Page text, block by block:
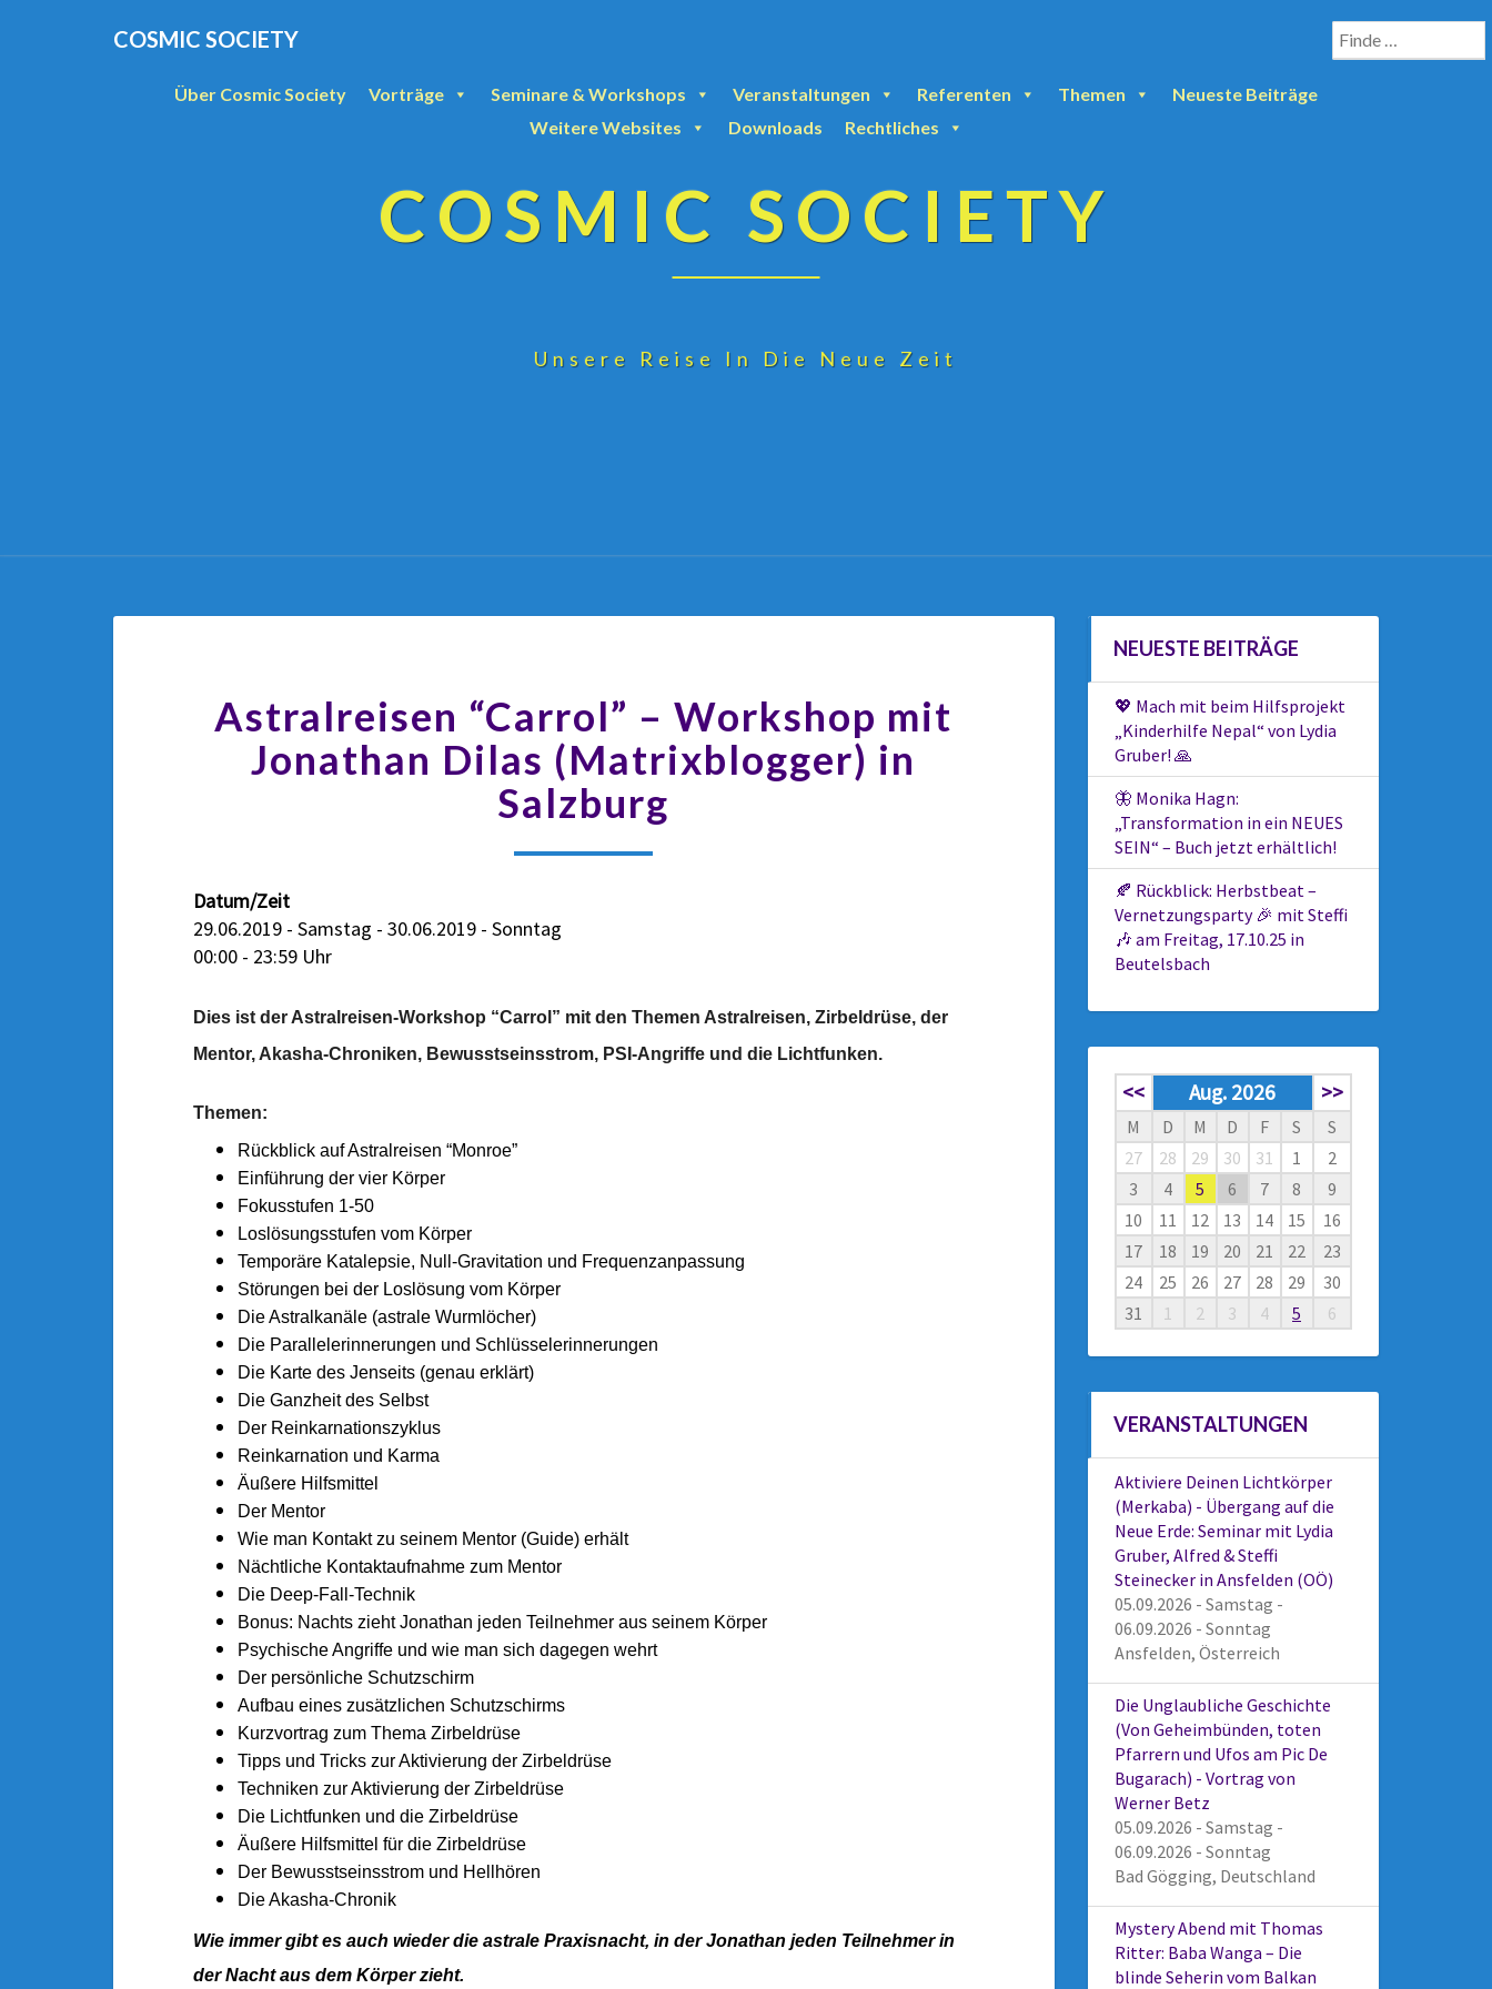
COSMIC SOCIETY
Über Cosmic Society Vorträge Seminare & Workshops Veranstaltungen Referenten Themen
Neueste Beiträge
Weitere Websites
Downloads Rechtliches
COSMIC SOCIETY
Unsere Reise In Die Neue Zeit
Astralreisen “Carrol” – Workshop mit
Jonathan Dilas (Matrixblogger) in
Salzburg
Datum/Zeit
29.06.2019 - Samstag - 30.06.2019 - Sonntag
00:00 - 23:59 Uhr
Dies ist der Astralreisen-Workshop “Carrol” mit den Themen Astralreisen, Zirbeldrüse, der
Mentor, Akasha-Chroniken, Bewusstseinsstrom, PSI-Angriffe und die Lichtfunken.
Themen:
Rückblick auf Astralreisen “Monroe”
Einführung der vier Körper
Fokusstufen 1-50
Loslösungsstufen vom Körper
Temporäre Katalepsie, Null-Gravitation und Frequenzanpassung
Störungen bei der Loslösung vom Körper
Die Astralkanäle (astrale Wurmlöcher)
Die Parallelerinnerungen und Schlüsselerinnerungen
Die Karte des Jenseits (genau erklärt)
Die Ganzheit des Selbst
Der Reinkarnationszyklus
Reinkarnation und Karma
Äußere Hilfsmittel
Der Mentor
Wie man Kontakt zu seinem Mentor (Guide) erhält
Nächtliche Kontaktaufnahme zum Mentor
Die Deep-Fall-Technik
Bonus: Nachts zieht Jonathan jeden Teilnehmer aus seinem Körper
Psychische Angriffe und wie man sich dagegen wehrt
Der persönliche Schutzschirm
Aufbau eines zusätzlichen Schutzschirms
Kurzvortrag zum Thema Zirbeldrüse
Tipps und Tricks zur Aktivierung der Zirbeldrüse
Techniken zur Aktivierung der Zirbeldrüse
Die Lichtfunken und die Zirbeldrüse
Äußere Hilfsmittel für die Zirbeldrüse
Der Bewusstseinsstrom und Hellhören
Die Akasha-Chronik
Wie immer gibt es auch wieder die astrale Praxisnacht, in der Jonathan jeden Teilnehmer in
der Nacht aus dem Körper zieht.
NEUESTE BEITRÄGE
💖 Mach mit beim Hilfsprojekt
„Kinderhilfe Nepal“ von Lydia
Gruber! 🙏
🦋 Monika Hagn:
„Transformation in ein NEUES
SEIN“ – Buch jetzt erhältlich!
🍂 Rückblick: Herbstbeat –
Vernetzungsparty 🎉 mit Steffi
🎶 am Freitag, 17.10.25 in
Beutelsbach
<< Aug. 2026 >>
M D M D F S
S
27
28 29 30 31 1
2
3
4 5 6 7 8
9
10
11 12 13 14 15
16
17
18 19 20 21 22
23
24
25 26 27 28 29
30
31
1 2 3 4 5 6
VERANSTALTUNGEN
Aktiviere Deinen Lichtkörper
(Merkaba) - Übergang auf die
Neue Erde: Seminar mit Lydia
Gruber, Alfred & Steffi
Steinecker in Ansfelden (OÖ)
05.09.2026 - Samstag -
06.09.2026 - Sonntag
Ansfelden, Österreich
Die Unglaubliche Geschichte
(Von Geheimbünden, toten
Pfarrern und Ufos am Pic De
Bugarach) - Vortrag von
Werner Betz
05.09.2026 - Samstag -
06.09.2026 - Sonntag
Bad Gögging, Deutschland
Mystery Abend mit Thomas
Ritter: Baba Wanga – Die
blinde Seherin vom Balkan